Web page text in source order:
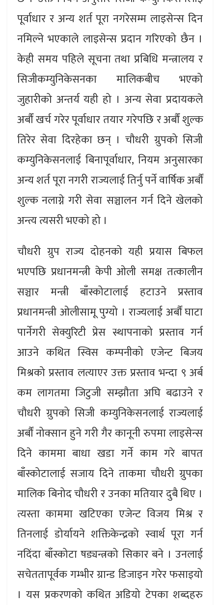
पूर्वाधार र अन्य शर्त पूरा नगरेसम्म लाइसेन्स दिन
नमिल्ने भएकाले लाइसेन्स प्रदान गरिएको छैन ।
केही समय पहिले सूचना तथा प्रबिधि मन्त्रालय र
सिजीकम्युनिकेसनका मालिकबीच भएको
जुहारीको अन्तर्य यही हो । अन्य सेवा प्रदायकले
अर्बौं खर्च गरेर पूर्वाधार तयार गरेपछि र अर्बौं शुल्क
तिरेर सेवा दिरहेका छन् । चौधरी ग्रुपको सिजी
कम्युनिकेसनलाई बिनापूर्वाधार, नियम अनुसारका
अन्य शर्त पूरा नगरी राज्यलाई तिर्नु पर्ने वार्षिक अर्बौं
शुल्क नलाग्ने गरी सेवा सञ्चालन गर्न दिने खेलको
अन्त्य त्यसरी भएको हो ।
चौधरी ग्रुप राज्य दोहनको यही प्रयास बिफल
भएपछि प्रधानमन्त्री केपी ओली समक्ष तत्कालीन
सञ्चार मन्त्री बाँस्कोटालाई हटाउने प्रस्ताव
प्रधानमन्त्री ओलीसामू पुग्यो । राज्यलाई अर्बौं घाटा
पार्नेगरी सेक्युरिटी प्रेस स्थापनाको प्रस्ताव गर्न
आउने कथित स्विस कम्पनीको एजेन्ट बिजय
मिश्रको प्रस्ताव लत्याएर उक्त प्रस्ताव भन्दा ९ अर्ब
कम लागतमा जिटुजी सम्झौता अघि बढाउने र
चौधरी ग्रुपको सिजी कम्युनिकेसनलाई राज्यलाई
अर्बौं नोक्सान हुने गरी गैर कानूनी रुपमा लाइसेन्स
दिने काममा बाधा खडा गर्ने काम गरे बापत
बाँस्कोटालाई सजाय दिने ताकमा चौधरी ग्रुपका
मालिक बिनोद चौधरी र उनका मतियार दुबै थिए ।
त्यस्ता काममा खटिएका एजेन्ट विजय मिश्र र
तिनलाई डोर्यायने शक्तिकेन्द्रको स्वार्थ पूरा गर्न
नदिंदा बाँस्कोटा षड्यन्त्रको सिकार बने । उनलाई
सचेततापूर्वक गम्भीर ग्रान्ड डिजाइन गरेर फसाइयो
। यस प्रकरणको कथित अडियो टेपका शब्दहरु